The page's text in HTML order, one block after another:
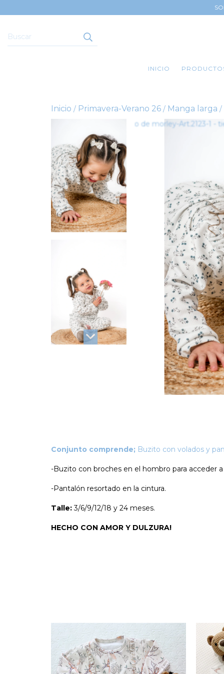
INICIO
Inicio / Primavera-Verano 26 / Manga larga /
Conjunto comprende; Buzito con volados y
-Buzito con broches en el hombro para acceder a
-Pantalón resortado en la cintura.
Talle:3/6/9/12/18 y 24 meses.
HECHO CON AMOR Y DULZURA!